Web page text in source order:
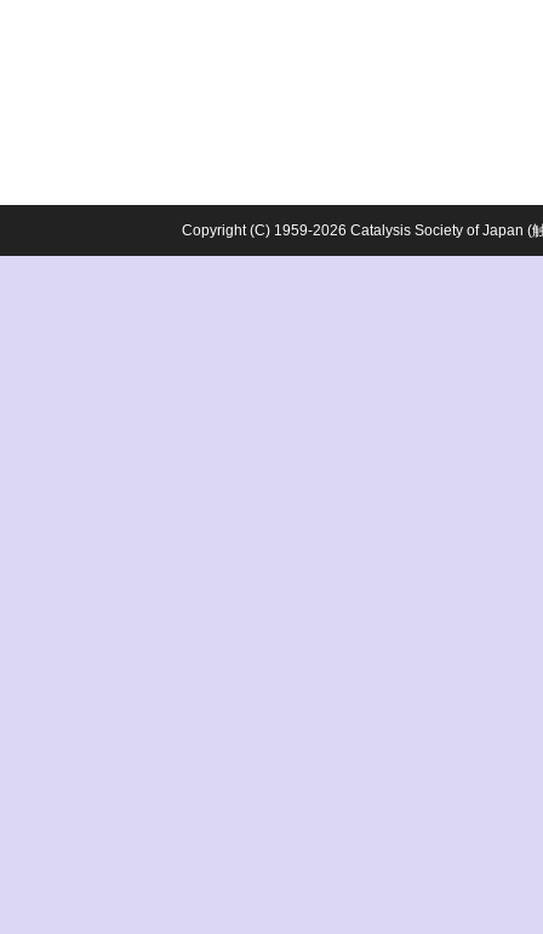
Copyright (C) 1959-2026 Catalysis Society of Japan (